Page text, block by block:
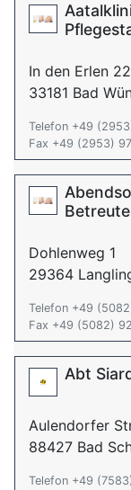
In den Erlen 22
33181 Bad
Telefon +49
Fax +49 (2953)
Dohlenweg 1
29364
Telefon +49
Fax +49 (5082)
Abt
Aulendorfer
88427 Bad
Telefon +49